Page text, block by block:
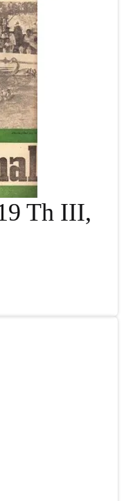
Th III,